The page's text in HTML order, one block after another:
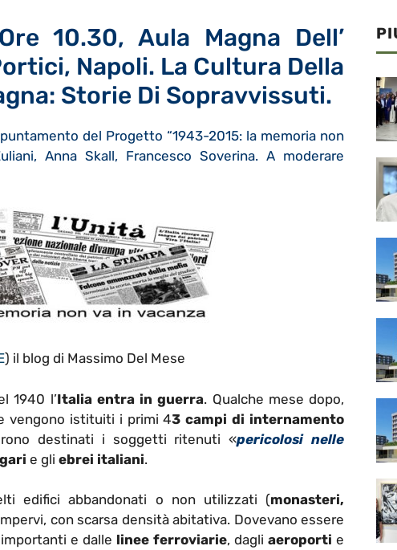
10.30, Aula Magna Dell’
Napoli. La Cultura Della
Storie Di Sopravvissuti.
del Progetto “1943-2015: la memoria non
Anna Skall, Francesco Soverina. A moderare
) il blog di Massimo Del Mese
1940 l’Italia entra in guerra. Qualche mese dopo,
vengono istituiti i primi 43 campi di internamento
destinati i soggetti ritenuti «pericolosi nelle
e gli ebrei italiani.
edifici abbandonati o non utilizzati (monasteri,
con scarsa densità abitativa. Dovevano essere
e dalle linee ferroviarie, dagli aeroporti e